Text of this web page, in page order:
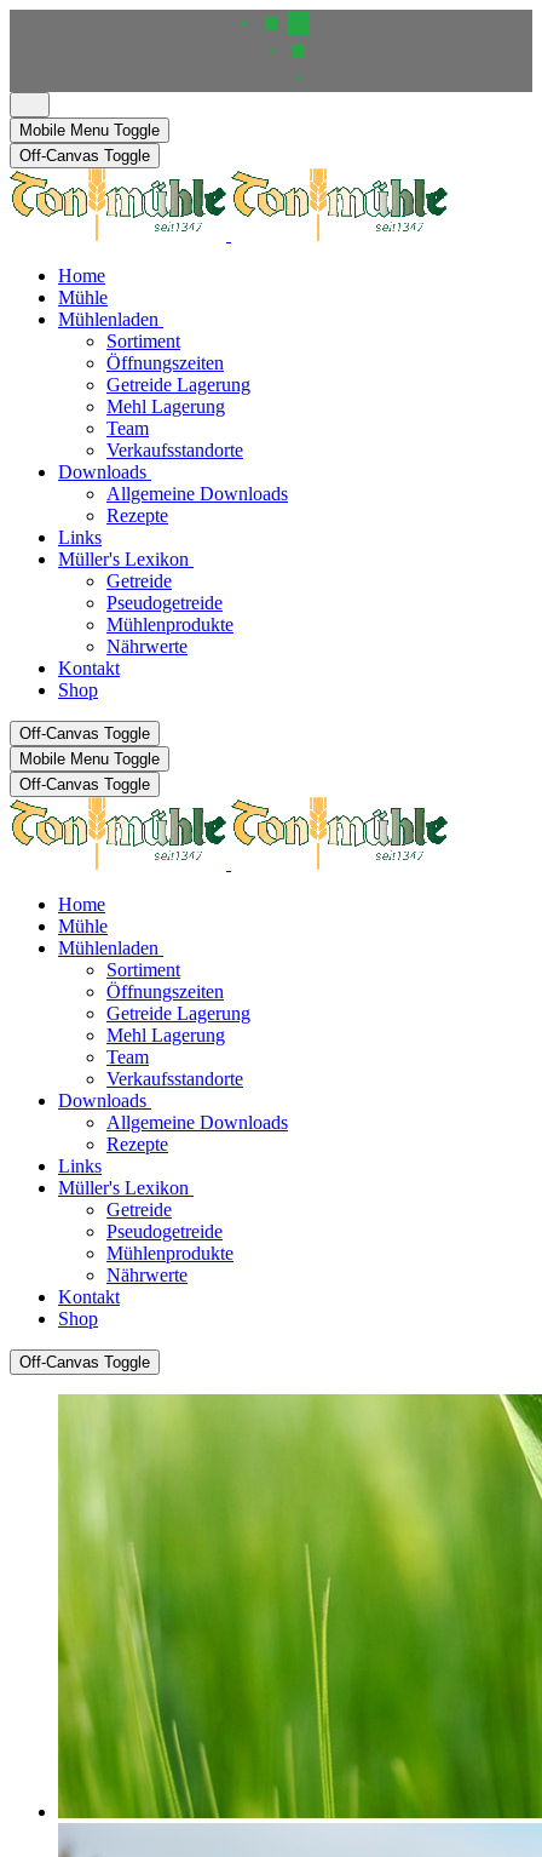
Mobile Menu Toggle
Off-Canvas Toggle
Home
Mühle
Mühlenladen
Sortiment
Öffnungszeiten
Getreide Lagerung
Mehl Lagerung
Team
Verkaufsstandorte
Downloads
Allgemeine Downloads
Rezepte
Links
Müller's Lexikon
Getreide
Pseudogetreide
Mühlenprodukte
Nährwerte
Kontakt
Shop
Off-Canvas Toggle
Mobile Menu Toggle
Off-Canvas Toggle
Home
Mühle
Mühlenladen
Sortiment
Öffnungszeiten
Getreide Lagerung
Mehl Lagerung
Team
Verkaufsstandorte
Downloads
Allgemeine Downloads
Rezepte
Links
Müller's Lexikon
Getreide
Pseudogetreide
Mühlenprodukte
Nährwerte
Kontakt
Shop
Off-Canvas Toggle